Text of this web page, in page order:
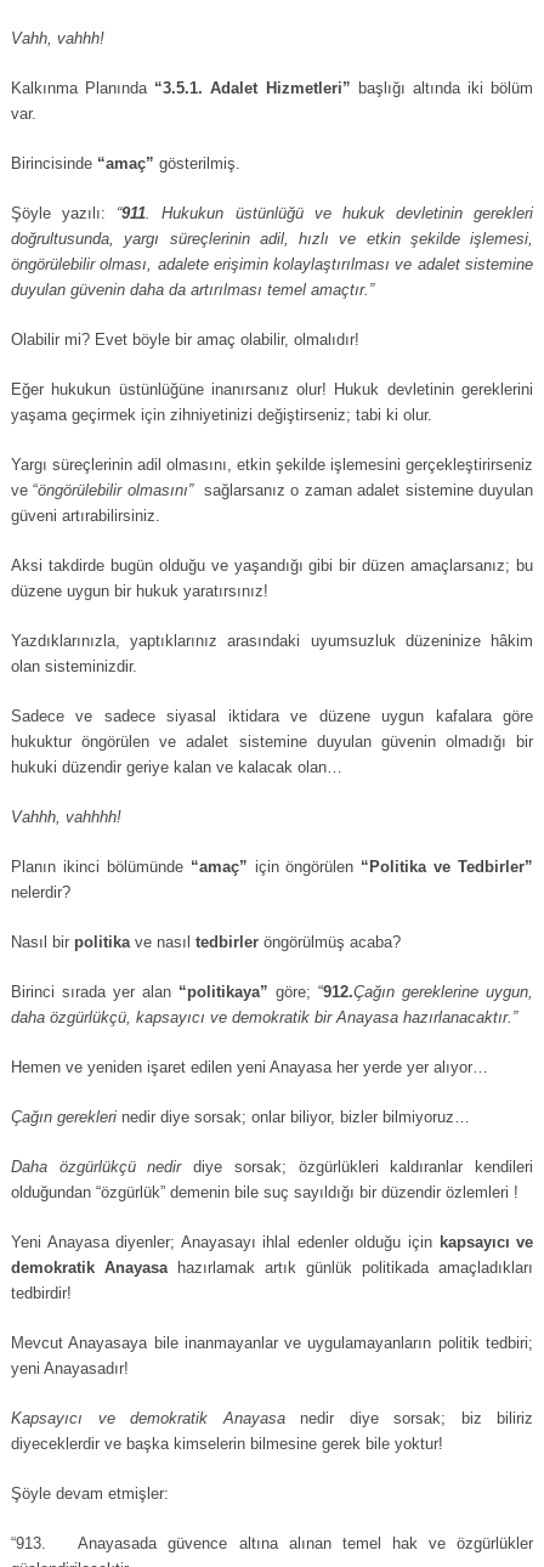
Vahh, vahhh!
Kalkınma Planında “3.5.1. Adalet Hizmetleri” başlığı altında iki bölüm
var.
Birincisinde “amaç” gösterilmiş.
Şöyle yazılı: “911. Hukukun üstünlüğü ve hukuk devletinin gerekleri
doğrultusunda, yargı süreçlerinin adil, hızlı ve etkin şekilde işlemesi,
öngörülebilir olması, adalete erişimin kolaylaştırılması ve adalet sistemine
duyulan güvenin daha da artırılması temel amaçtır.”
Olabilir mi? Evet böyle bir amaç olabilir, olmalıdır!
Eğer hukukun üstünlüğüne inanırsanız olur! Hukuk devletinin gereklerini
yaşama geçirmek için zihniyetinizi değiştirseniz; tabi ki olur.
Yargı süreçlerinin adil olmasını, etkin şekilde işlemesini gerçekleştirirseniz
ve “öngörülebilir olmasını”sağlarsanız o zaman adalet sistemine duyulan
güveni artırabilirsiniz.
Aksi takdirde bugün olduğu ve yaşandığı gibi bir düzen amaçlarsanız; bu
düzene uygun bir hukuk yaratırsınız!
Yazdıklarınızla, yaptıklarınız arasındaki uyumsuzluk düzeninize hâkim
olan sisteminizdir.
Sadece ve sadece siyasal iktidara ve düzene uygun kafalara göre
hukuktur öngörülen ve adalet sistemine duyulan güvenin olmadığı bir
hukuki düzendir geriye kalan ve kalacak olan…
Vahhh, vahhhh!
Planın ikinci bölümünde “amaç” için öngörülen “Politika ve Tedbirler”
nelerdir?
Nasıl bir politika ve nasıl tedbirler öngörülmüş acaba?
Birinci sırada yer alan “politikaya” göre; “912.Çağın gereklerine uygun,
daha özgürlükçü, kapsayıcı ve demokratik bir Anayasa hazırlanacaktır.”
Hemen ve yeniden işaret edilen yeni Anayasa her yerde yer alıyor…
Çağın gerekleri nedir diye sorsak; onlar biliyor, bizler bilmiyoruz…
Daha özgürlükçü nedirdiye sorsak; özgürlükleri kaldıranlar kendileri
olduğundan “özgürlük” demenin bile suç sayıldığı bir düzendir özlemleri !
Yeni Anayasa diyenler; Anayasayı ihlal edenler olduğu içinkapsayıcı ve
demokratik Anayasa hazırlamak artık günlük politikada amaçladıkları
tedbirdir!
Mevcut Anayasaya bile inanmayanlar ve uygulamayanların politik tedbiri;
yeni Anayasadır!
Kapsayıcı ve demokratik Anayasanedir diye sorsak; biz biliriz
diyeceklerdir ve başka kimselerin bilmesine gerek bile yoktur!
Şöyle devam etmişler:
“913. Anayasada güvence altına alınan temel hak ve özgürlükler